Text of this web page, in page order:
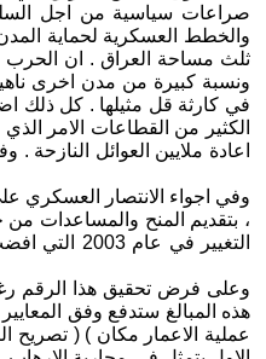
صراعات سياسية من اجل
والخطط العسكرية لحماية
ثلث مساحة العراق . ان الحرب
ونسبة كبيرة من مدن اخرى
في كارثة قل مثيلها . كل ذلك
الكثير من القطاعات الامر
اعادة ملايين العوائل
وفي اجواء الانتصار العسكري
، بتقديم المنح والمساعدات
التغيير
وعلى فرض تحقيق هذا الرقم
هذه المبالغ ستدفع وفق
عملية الاعمار مكان ) ( تصريح